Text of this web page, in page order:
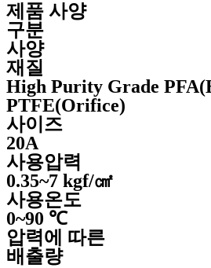
제품 사양
구분
사양
재질
High Purity Grade
PTFE(Orifice)
사이즈
20A
사용압력
0.35~7 kgf/㎠
사용온도
0~90 ℃
압력에 따른
배출량